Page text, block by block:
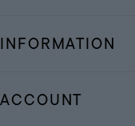
INFORMATION
ACCOUNT